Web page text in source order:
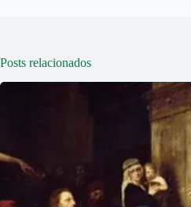
Posts relacionados